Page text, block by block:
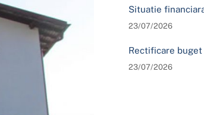
Situatie
23/07/2026
Rectificare buget
23/07/2026